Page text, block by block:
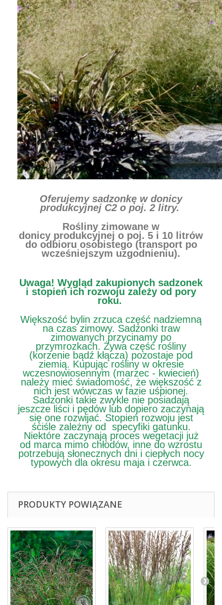
Oferujemy sadzonkę w donicy
produkcyjnej C2 o poj. 2 litry.
Rośliny zimowane w
donicy produkcyjnej o poj. 5 i 10 litrów
do odbioru osobistego (transport po
wcześniejszym uzgodnieniu).
Uwaga! Wygląd zakupionych sadzonek
i stopień ich rozwoju zależy od pory
roku.
Większość bylin zrzuca część nadziemną
na czas zimowy. Sadzonki traw
zimowanych przycinamy po
przymrozkach. Żywa część rośliny
(korzenie bądź kłącza) pozostaje pod
ziemią. Kupując rośliny w okresie
wczesnowiosennym (marzec - kwiecień)
należy mieć świadomość, że większość z
nich jest wówczas w fazie uśpionej.
Sadzonki takie zwykle nie posiadają
jeszcze liści i pędów lub dopiero zaczynają
się one rozwijać. Stopień rozwoju jest
ściśle zależny od specyfiki gatunku.
Niektóre zaczynają proces wegetacji już
od marca mimo chłodów, inne do wzrostu
potrzebują słonecznych dni i ciepłych nocy
typowych dla okresu maja i czerwca.
PRODUKTY POWIĄZANE